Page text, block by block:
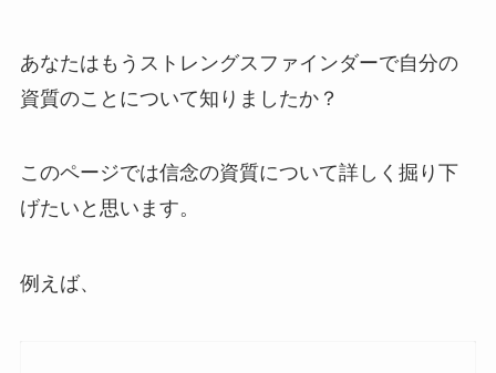
あなたはもうストレングスファインダーで自分の
資質のことについて知りましたか？
このページでは信念の資質について詳しく掘り下
げたいと思います。
例えば、